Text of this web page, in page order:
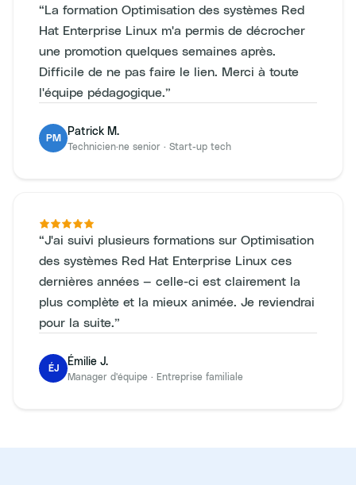
“La formation Optimisation des systèmes Red
Hat Enterprise Linux m'a permis de décrocher
une promotion quelques semaines après.
Difficile de ne pas faire le lien. Merci à toute
l'équipe pédagogique.”
PM
Patrick M.
Technicien·ne senior · Start-up tech
“J'ai suivi plusieurs formations sur Optimisation
des systèmes Red Hat Enterprise Linux ces
dernières années — celle-ci est clairement la
plus complète et la mieux animée. Je reviendrai
pour la suite.”
ÉJ
Émilie J.
Manager d'équipe · Entreprise familiale